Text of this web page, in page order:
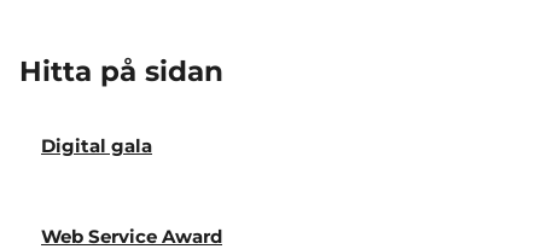
Hitta på sidan
Digital gala
Web Service Award